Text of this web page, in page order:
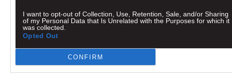
I want to opt-out of Collection, Use, Retention, Sale, and/or Sharing
of my Personal Data that Is Unrelated with the Purposes for which it
was collected.
Opted Out
CONFIRM